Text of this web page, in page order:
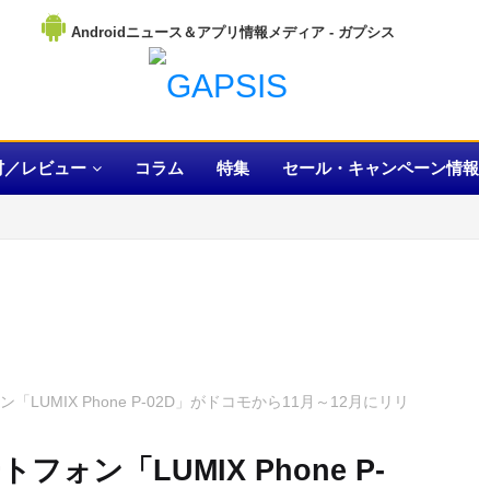
Androidニュース＆アプリ情報メディア
／レビュー コラム 特集 セール・キャンペーン情報
「LUMIX Phone P-02D」がドコモから11月～12月にリリ
フォン「LUMIX Phone P-